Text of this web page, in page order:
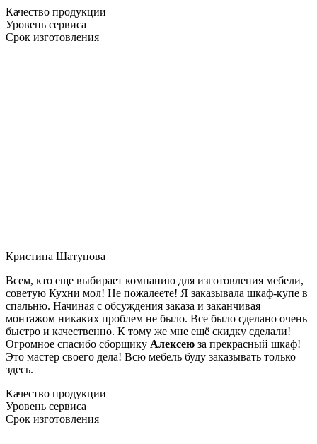
Качество продукции
Уровень сервиса
Срок изготовления
Кристина Шатунова
Всем, кто еще выбирает компанию для изготовления мебели,
советую Кухни мол! Не пожалеете! Я заказывала шкаф-купе в
спальню. Начиная с обсуждения заказа и заканчивая
монтажом никаких проблем не было. Все было сделано очень
быстро и качественно. К тому же мне ещё скидку сделали!
Огромное спасибо сборщику Алексею за прекрасный шкаф!
Это мастер своего дела! Всю мебель буду заказывать только
здесь.
Качество продукции
Уровень сервиса
Срок изготовления